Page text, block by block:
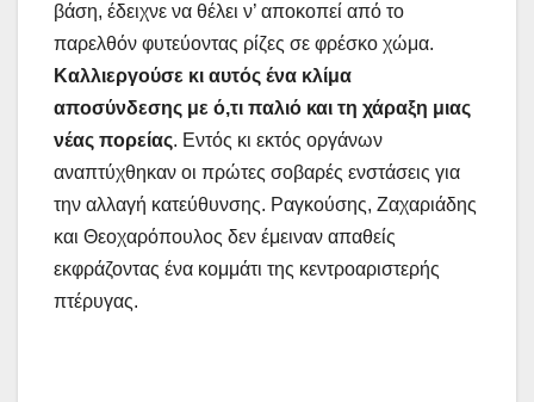
βάση, έδειχνε να θέλει ν’ αποκοπεί από το
παρελθόν φυτεύοντας ρίζες σε φρέσκο χώμα.
Καλλιεργούσε κι αυτός ένα κλίμα
αποσύνδεσης με ό,τι παλιό και τη χάραξη μιας
νέας πορείας. Εντός κι εκτός οργάνων
αναπτύχθηκαν οι πρώτες σοβαρές ενστάσεις για
την αλλαγή κατεύθυνσης. Ραγκούσης, Ζαχαριάδης
και Θεοχαρόπουλος δεν έμειναν απαθείς
εκφράζοντας ένα κομμάτι της κεντροαριστερής
πτέρυγας.